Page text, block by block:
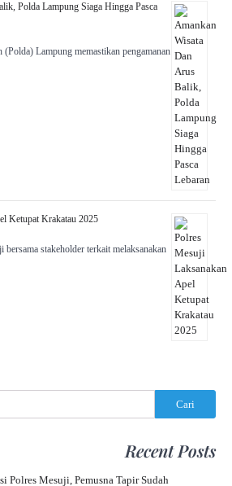
Polda Lampung Siaga Hingga Pasca
Lampung memastikan pengamanan
Ketupat Krakatau 2025
stakeholder terkait melaksanakan
Cari
Recent Posts
Polres Mesuji, Pemusna Tapir Sudah